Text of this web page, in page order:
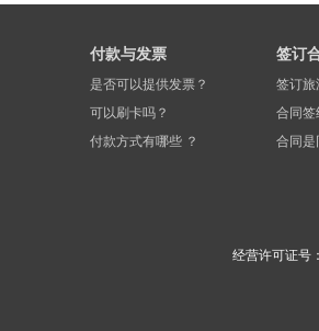
付款与发票
是否可以提供发票？
可以刷卡吗？
付款方式有哪些 ？
签订
签订旅
合同签
合同是
经营许可证号